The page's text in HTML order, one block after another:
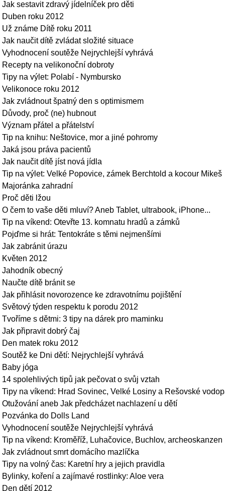
Jak sestavit zdravý jídelníček pro děti
Duben roku 2012
Už známe Dítě roku 2011
Jak naučit dítě zvládat složité situace
Vyhodnocení soutěže Nejrychlejší vyhrává
Recepty na velikonoční dobroty
Tipy na výlet: Polabí - Nymbursko
Velikonoce roku 2012
Jak zvládnout špatný den s optimismem
Důvody, proč (ne) hubnout
Význam přátel a přátelství
Tip na knihu: Neštovice, mor a jiné pohromy
Jaká jsou práva pacientů
Jak naučit dítě jíst nová jídla
Tip na výlet: Velké Popovice, zámek Berchtold a kocour Mikeš
Majoránka zahradní
Proč děti lžou
O čem to vaše děti mluví? Aneb Tablet, ultrabook, iPhone...
Tip na víkend: Otevřte 13. komnatu hradů a zámků
Pojďme si hrát: Tentokráte s těmi nejmenšími
Jak zabránit úrazu
Květen 2012
Jahodník obecný
Naučte dítě bránit se
Jak přihlásit novorozence ke zdravotnímu pojištění
Světový týden respektu k porodu 2012
Tvoříme s dětmi: 3 tipy na dárek pro maminku
Jak připravit dobrý čaj
Den matek roku 2012
Soutěž ke Dni dětí: Nejrychlejší vyhrává
Baby jóga
14 spolehlivých tipů jak pečovat o svůj vztah
Tipy na víkend: Hrad Sovinec, Velké Losiny a Rešovské
Otužování aneb Jak předcházet nachlazení u dětí
Pozvánka do Dolls Land
Vyhodnocení soutěže Nejrychlejší vyhrává
Tip na víkend: Kroměříž, Luhačovice, Buchlov, archeoskanzen
Jak zvládnout smrt domácího mazlíčka
Tipy na volný čas: Karetní hry a jejich pravidla
Bylinky, koření a zajímavé rostlinky: Aloe vera
Den dětí 2012